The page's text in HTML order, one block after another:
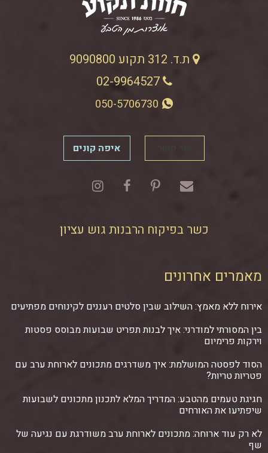
ת.ד. 312 תקוע 9090800
02-9964527
איפה קונים
כשר בפיקוח הרבנות גוש עציון
מאמרים אחרונים
אירוח ללא מאמץ: השילוב שבין סלטים רעננים לקינוחים מפתיעים
בין המסורתי למודרני: איך לבנות תפריט שבועות מבוסס פסטות
וירקות פרימיום
הסוד לפסטה המושלמת: איך משדרגים מתכונים לארוחת ערב עם
פטריות טריות?
חגיגת טעמים מהטבע: המדריך המלא לתכנון מתכונים לשבועות
שיפתיעו את האורחים
לא רק עוד ארוחה: מתכונים לארוחת ערב משודרגת עם נגיעה של
שף